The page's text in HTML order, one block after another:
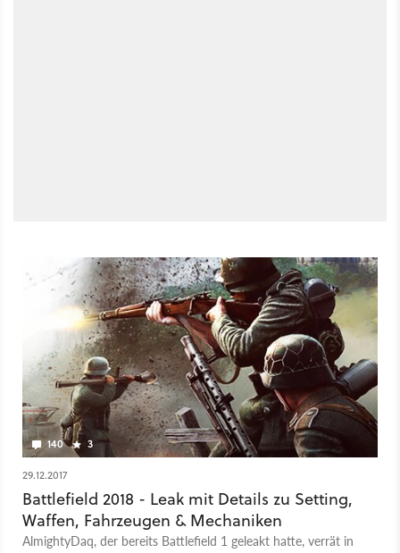
140 3
29.12.2017
Battlefield 2018 - Leak mit Details zu Setting,
Waffen, Fahrzeugen & Mechaniken
AlmightyDaq, der bereits Battlefield 1 geleakt hatte, verrät in